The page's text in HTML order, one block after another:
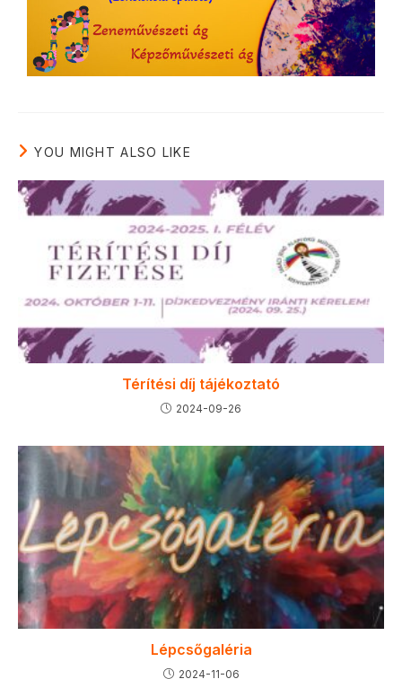
YOU MIGHT ALSO LIKE
Térítési díj tájékoztató
2024-09-26
Lépcsőgaléria
2024-11-06